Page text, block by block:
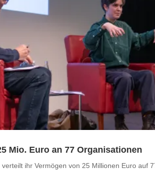
Mio. Euro an 77 Organisationen
ihr Vermögen von 25 Millionen Euro auf